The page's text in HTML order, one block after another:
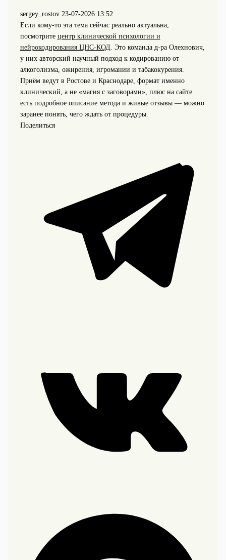
sergey_rostov 23-07-2026 13:52
Если кому-то эта тема сейчас реально актуальна,
посмотрите центр клинической психологии и
нейрокодирования ЦНС-КОД . Это команда д‑ра Олехнович,
у них авторский научный подход к кодированию от
алкоголизма, ожирения, игромании и табакокурения.
Приём ведут в Ростове и Краснодаре, формат именно
клинический, а не «магия с заговорами», плюс на сайте
есть подробное описание метода и живые отзывы — можно
заранее понять, чего ждать от процедуры.
Поделиться